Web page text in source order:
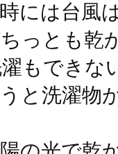
には台風
っとも乾
もできな
と洗濯物